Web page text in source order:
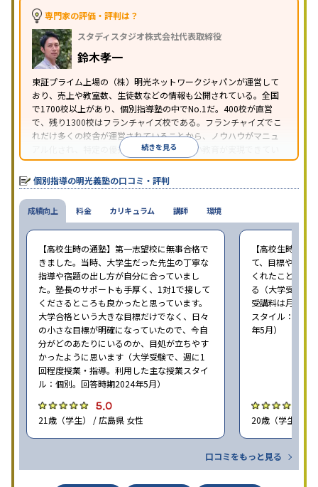
特徴
中高一貫校生に対応
の振替可能
を利用オンライン対応1科目から受講可能
習のみの受講可
り
※2023年3月調査。小学校高学年の個別指導塾アンケート調査方法を参
専門家の評価・評判は？
スタディスタジオ株式会社代表取締役
鈴木孝一
東証プライム上場の（株）明光ネットワークジャパンが運営して
おり、売上や教室数、生徒数などの情報も公開されている。全国
で1700校以上があり、個別指導塾の中でNo.1だ。400校が直営
で、残り1300校はフランチャイズ校である。フランチャイズでこ
れだけ多くの校舎が運営されていることから、ノウハウがマニュ
アル化され、特定の優秀な人材に依存しない教育が実現できてい
ることが推測される。
続きを見る
個別指導の明光義塾の口コミ・評判
成績向上
【高校生時の通塾】第一志望校に無事合格で
きました。当時、大学生だった先生の丁寧な
指導や宿題の出し方が自分に合っていまし
た。塾長のサポートも手厚く、1対1で接して
くださるところも良かったと思っています。
大学合格という大きな目標だけでなく、日々
の小さな目標が明確になっていたので、今自
分がどのあたりにいるのか、目処が立ちやす
かったように思います（大学受験で、週に1
回程度授業・指導。利用した主な授業スタイ
ル：個別。回答時期2024年5月）
5.0
21歳（学生） / 広島県 女性
【高校生時の通
て、目標や勉強
くれたことが、
る（大学受験で
受講料は月
スタイル：個別
年5月）
20歳（学生） /
口コミをもっと見る
料金 カリキュラム 講師 環境